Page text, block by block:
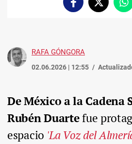
FacebookTwitter
RAFA GÓNGORA
02.06.2026 | 12:55
De México a la Cadena
Rubén Duartefue
espacio 'La Voz del